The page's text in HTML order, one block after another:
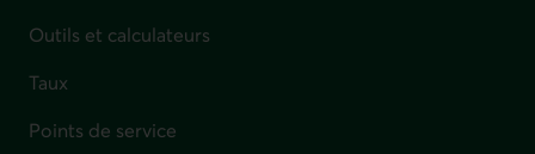
Outils et calculateurs
Taux
Points de service